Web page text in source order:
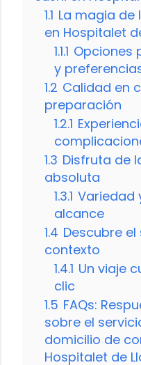
1.1 La magia
en Hospitalet
1.1.1 Opciones
y
1.2 Calidad en
preparación
1.2.1
1.3 Disfruta de
absoluta
1.3.1 Variedad
alcance
1.4 Descubre el
contexto
1.4.1 Un viaje
clic
1.5 FAQs:
sobre el
domicilio de
Hospitalet de